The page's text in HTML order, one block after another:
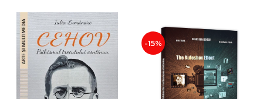
-15%